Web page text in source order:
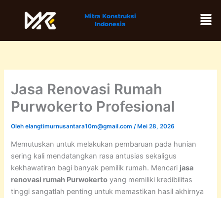
Mitra Konstruksi
Indonesia
Jasa Renovasi Rumah
Purwokerto Profesional
Olehelangtimurnusantara10m@gmail.com/ Mei 28, 2026
Memutuskan untuk melakukan pembaruan pada hunian
sering kali mendatangkan rasa antusias sekaligus
kekhawatiran bagi banyak pemilik rumah. Mencari jasa
renovasi rumah Purwokerto yang memiliki kredibilitas
tinggi sangatlah penting untuk memastikan hasil akhirnya